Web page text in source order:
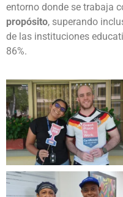
entorno donde se trabaja
propósito, superando
de las instituciones
86%.